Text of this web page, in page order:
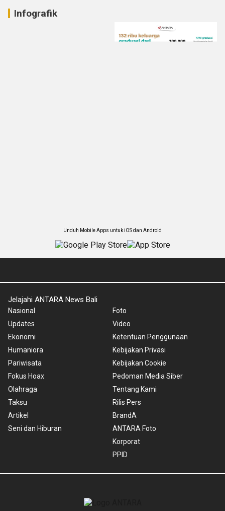
Infografik
Unduh Mobile Apps untuk iOS dan Android
Jelajahi ANTARA News Bali
Nasional
Updates
Ekonomi
Humaniora
Pariwisata
Fokus Hoax
Olahraga
Taksu
Artikel
Seni dan Hiburan
Foto
Video
Ketentuan Penggunaan
Kebijakan Privasi
Kebijakan Cookie
Pedoman Media Siber
Tentang Kami
Rilis Pers
BrandA
ANTARA Foto
Korporat
PPID